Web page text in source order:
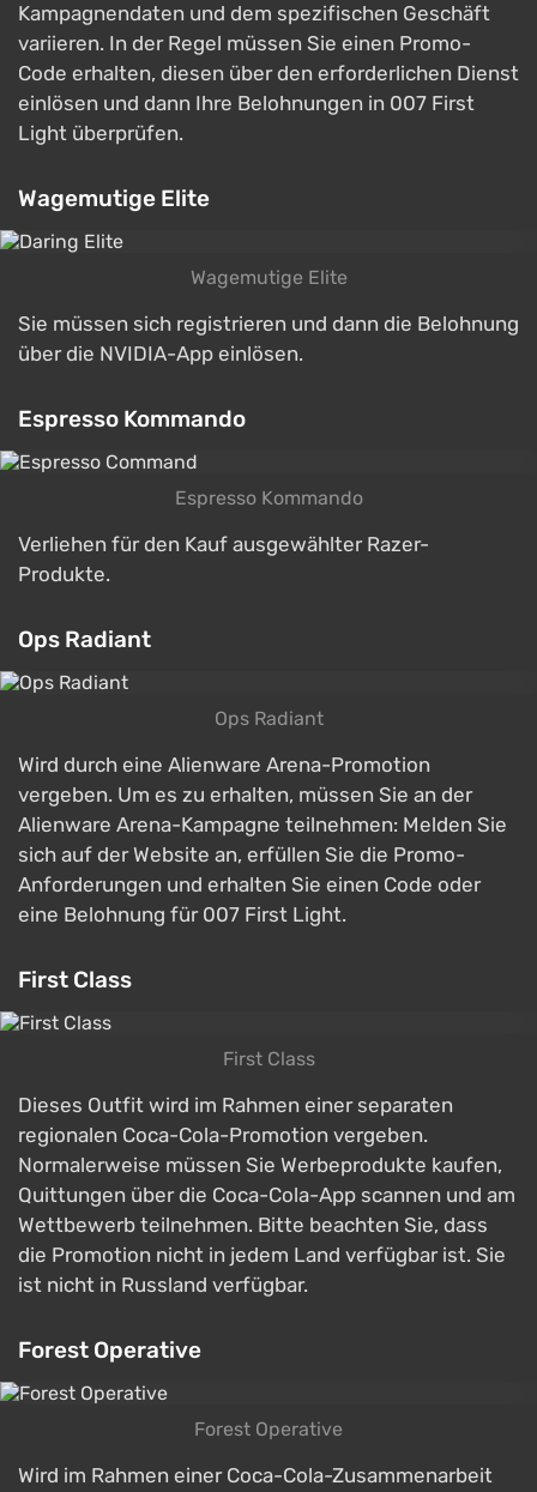
Kampagnendaten und dem spezifischen Geschäft
variieren. In der Regel müssen Sie einen Promo-
Code erhalten, diesen über den erforderlichen Dienst
einlösen und dann Ihre Belohnungen in 007 First
Light überprüfen.
Wagemutige Elite
Wagemutige Elite
Sie müssen sich registrieren und dann die Belohnung
über die NVIDIA-App einlösen.
Espresso Kommando
Espresso Kommando
Verliehen für den Kauf ausgewählter Razer-
Produkte.
Ops Radiant
Ops Radiant
Wird durch eine Alienware Arena-Promotion
vergeben. Um es zu erhalten, müssen Sie an der
Alienware Arena-Kampagne teilnehmen: Melden Sie
sich auf der Website an, erfüllen Sie die Promo-
Anforderungen und erhalten Sie einen Code oder
eine Belohnung für 007 First Light.
First Class
First Class
Dieses Outfit wird im Rahmen einer separaten
regionalen Coca-Cola-Promotion vergeben.
Normalerweise müssen Sie Werbeprodukte kaufen,
Quittungen über die Coca-Cola-App scannen und am
Wettbewerb teilnehmen. Bitte beachten Sie, dass
die Promotion nicht in jedem Land verfügbar ist. Sie
ist nicht in Russland verfügbar.
Forest Operative
Forest Operative
Wird im Rahmen einer Coca-Cola-Zusammenarbeit